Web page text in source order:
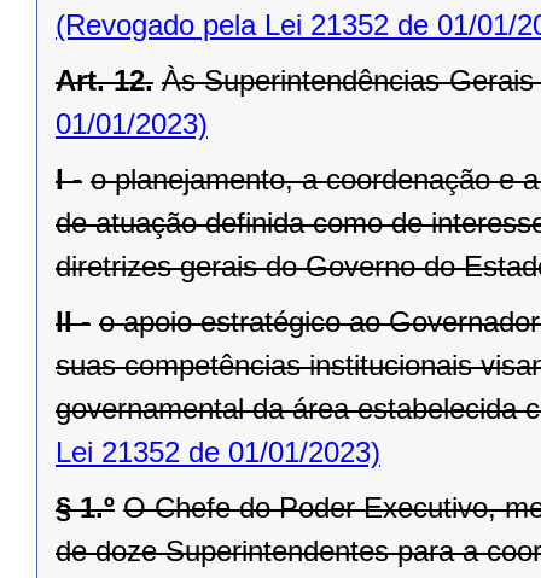
(Revogado pela Lei 21352 de 01/01/
Art. 12. Às Superintendências-
01/01/2023)
I - o planejamento, a coordenação e
de atuação definida como de
diretrizes gerais do Governo do
II - o apoio estratégico ao
suas competências institucionais
governamental da área estabelecida
Lei 21352 de 01/01/2023)
§ 1.º O Chefe do Poder Executivo,
de doze Superintendentes para a